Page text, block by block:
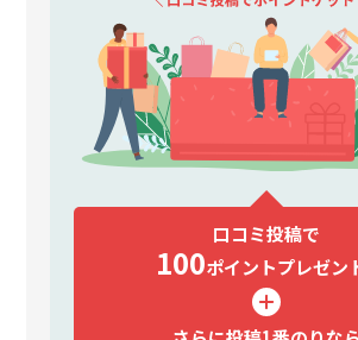
口コミ投稿で
100ポイントプレゼン